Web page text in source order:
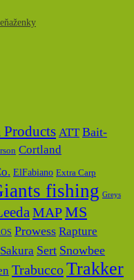
Products ATT Bait-
Cortland
ElFabiano Extra Carp
fishing Greys
MAPMS
Prowess Rapture
Sakura Sert Snowbee
TrabuccoTrakker